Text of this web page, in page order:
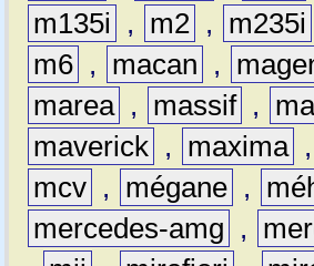
m135i
, m2 , m235i
m6 , macan ,
marea , massif ,
maverick , maxima ,
mcv , mégane ,
mercedes-amg
,